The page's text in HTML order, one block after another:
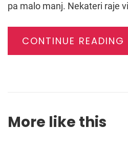
pa malo manj. Nekateri raje
CONTINUE READING
More like this